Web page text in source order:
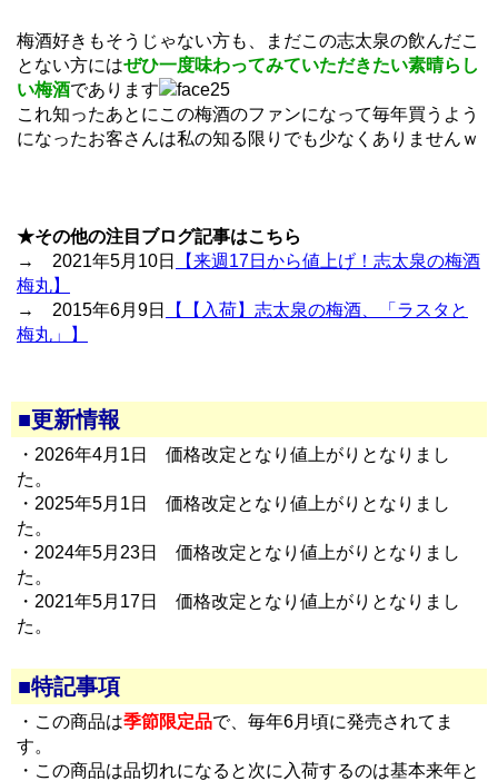
梅酒好きもそうじゃない方も、まだこの志太泉の飲んだこ
とない方にはぜひ一度味わってみていただきたい素晴らし
い梅酒であります
これ知ったあとにこの梅酒のファンになって毎年買うよう
になったお客さんは私の知る限りでも少なくありませんｗ
★その他の注目ブログ記事はこちら
→ 2021年5月10日
【来週17日から値上げ！志太泉の梅酒
梅丸】
→ 2015年6月9日
【【入荷】志太泉の梅酒、「ラスタと
梅丸」】
■更新情報
・2026年4月1日 価格改定となり値上がりとなりまし
た。
・2025年5月1日 価格改定となり値上がりとなりまし
た。
・2024年5月23日 価格改定となり値上がりとなりまし
た。
・2021年5月17日 価格改定となり値上がりとなりまし
た。
■特記事項
・この商品は季節限定品で、毎年6月頃に発売されてま
す。
・この商品は品切れになると次に入荷するのは基本来年と